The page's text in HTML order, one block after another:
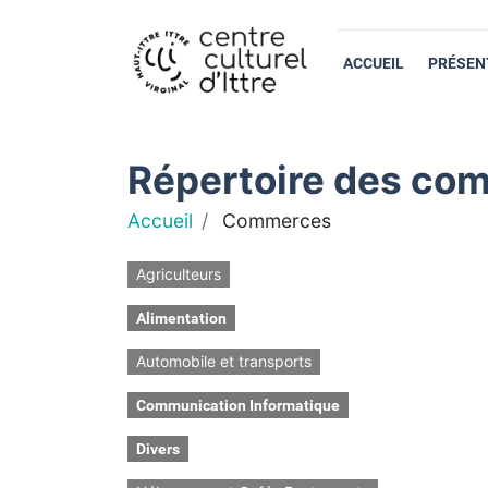
ACCUEIL
Répertoire des
Accueil Commerces
Agriculteurs
Alimentation
Automobile et transports
Communication Informatique
Divers